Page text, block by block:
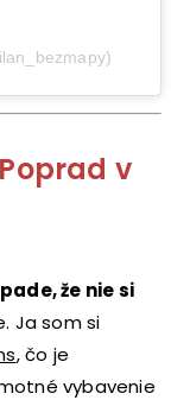
v
že nie si
Ja som si
, čo je
vybavenie